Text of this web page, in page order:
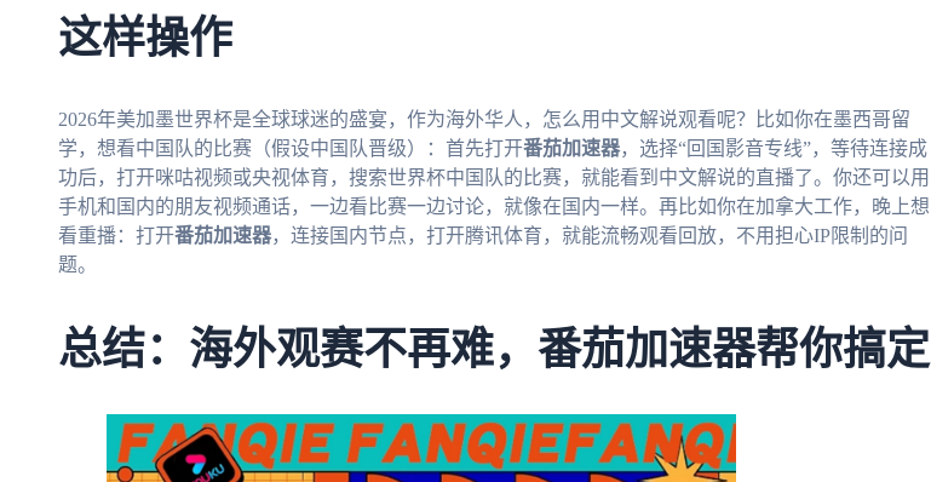
这样操作
2026年美加墨世界杯是全球球迷的盛宴，作为海外华人，怎么用中文解说观看呢？比如你在墨西哥留
学，想看中国队的比赛（假设中国队晋级）：首先打开番茄加速器，选择“回国影音专线”，等待连接成
功后，打开咪咕视频或央视体育，搜索世界杯中国队的比赛，就能看到中文解说的直播了。你还可以用
手机和国内的朋友视频通话，一边看比赛一边讨论，就像在国内一样。再比如你在加拿大工作，晚上想
看重播：打开番茄加速器，连接国内节点，打开腾讯体育，就能流畅观看回放，不用担心IP限制的问
题。
总结：海外观赛不再难，番茄加速器帮你搞定